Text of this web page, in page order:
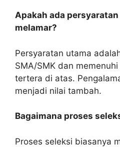
Apakah ada
melamar?
Persyaratan utama
SMA/SMK dan
tertera di atas.
menjadi nilai tambah.
Bagaimana proses
Proses seleksi biasanya